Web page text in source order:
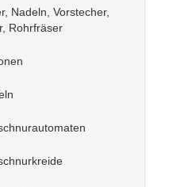
Nadeln, Vorstecher,
Rohrfräser